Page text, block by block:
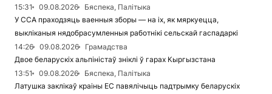
15:31
09.08.2026
Бяспека, Палітыка
У ССА праходзяць ваенныя зборы — на іх, як мяркуецца,
выкліканыя нядобрасумленныя работнікі сельскай гаспадаркі
14:26
09.08.2026
Грамадства
Двое беларускіх альпіністаў зніклі ў гарах Кыргызстана
13:51
09.08.2026
Бяспека, Палітыка
Латушка заклікаў краіны ЕС павялічыць падтрымку беларускіх